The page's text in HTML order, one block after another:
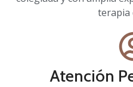
terapia
Atención